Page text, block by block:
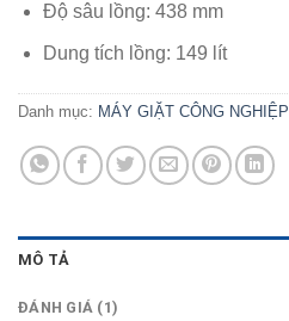
Độ sâu lồng: 438 mm
Dung tích lồng: 149 lít
Danh mục: MÁY GIẶT CÔNG
MÔ TẢ
ĐÁNH GIÁ (1)